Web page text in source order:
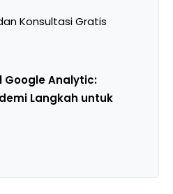
Konsultasi Gratis
Google Analytic:
Langkah untuk